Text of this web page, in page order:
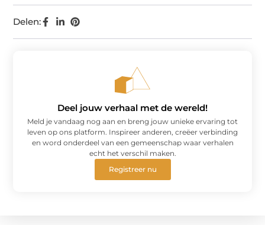
Delen:
Deel jouw verhaal met de wereld!
Meld je vandaag nog aan en breng jouw unieke ervaring tot
leven op ons platform. Inspireer anderen, creëer verbinding
en word onderdeel van een gemeenschap waar verhalen
echt het verschil maken.
Registreer nu